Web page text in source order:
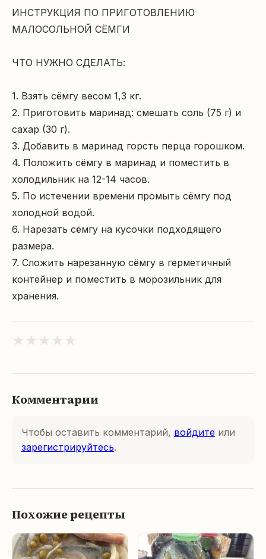
ИНСТРУКЦИЯ ПО ПРИГОТОВЛЕНИЮ
МАЛОСОЛЬНОЙ СЁМГИ
ЧТО НУЖНО СДЕЛАТЬ:
1. Взять сёмгу весом 1,3 кг.
2. Приготовить маринад: смешать соль (75 г) и
сахар (30 г).
3. Добавить в маринад горсть перца горошком.
4. Положить сёмгу в маринад и поместить в
холодильник на 12-14 часов.
5. По истечении времени промыть сёмгу под
холодной водой.
6. Нарезать сёмгу на кусочки подходящего
размера.
7. Сложить нарезанную сёмгу в герметичный
контейнер и поместить в морозильник для
хранения.
★ ★ ★ ★ ★
Комментарии
Чтобы оставить комментарий, войдите или
зарегистрируйтесь.
Похожие рецепты